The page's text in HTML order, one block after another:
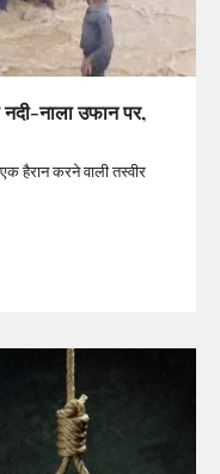
नाला उफान पर,
करने वाली तस्वीर